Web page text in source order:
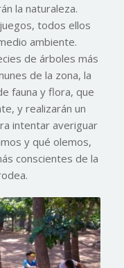
la naturaleza.
todos ellos
ambiente.
de árboles más
de la zona, la
fauna y flora, que
y realizarán un
intentar averiguar
y qué olemos,
conscientes de la